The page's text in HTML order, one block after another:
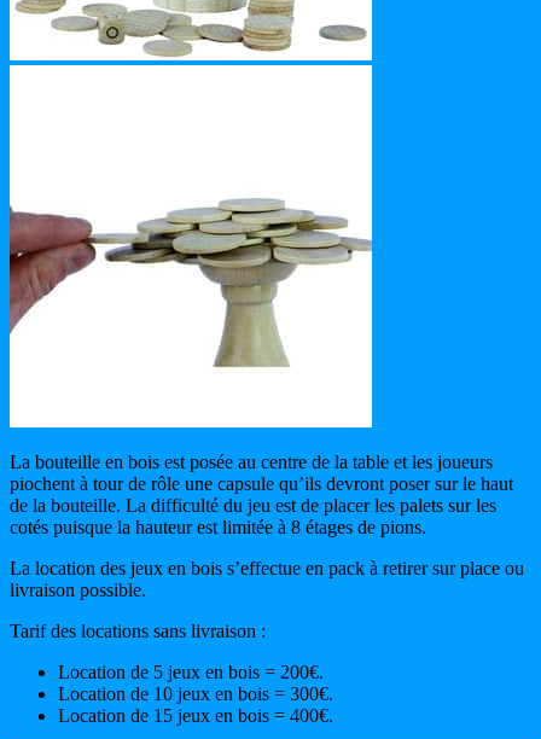
La bouteille en bois est posée au centre de la table et les joueurs
piochent à tour de rôle une capsule qu’ils devront poser sur le haut
de la bouteille. La difficulté du jeu est de placer les palets sur les
cotés puisque la hauteur est limitée à 8 étages de pions.
La location des jeux en bois s’effectue en pack à retirer sur place ou
livraison possible.
Tarif des locations sans livraison :
Location de 5 jeux en bois = 200€.
Location de 10 jeux en bois = 300€.
Location de 15 jeux en bois = 400€.